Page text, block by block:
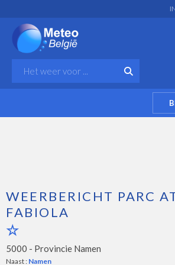
WEERBERICHT PARC
FABIOLA
5000 - Provincie Namen
Naast : Namen